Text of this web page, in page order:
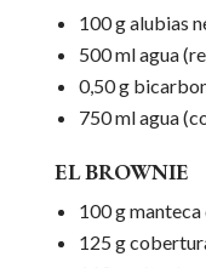
100 g alubias
500 ml agua
0,50 g
750 ml agua
EL BROWNIE
100 g manteca
125 g